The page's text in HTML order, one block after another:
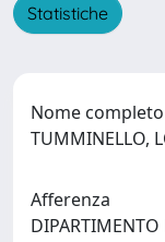
Statistiche
Nome completo
TUMMINELLO,
Afferenza
DIPARTIMENTO